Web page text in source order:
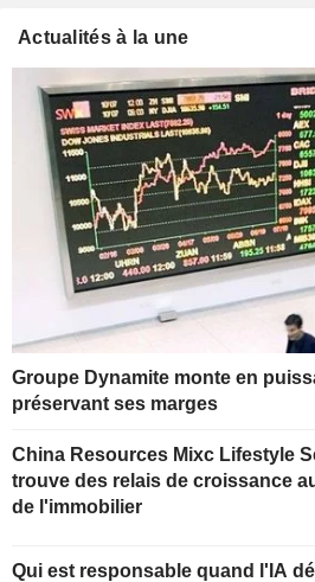
Actualités à la une
Groupe Dynamite monte en
préservant ses marges
China Resources Mixc Lifestyle
trouve des relais de croissance
de l'immobilier
Qui est responsable quand l'IA